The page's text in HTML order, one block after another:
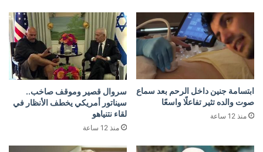
ابتسامة جنين داخل الرحم بعد سماع
صوت والده تثير تفاعلًا واسعًا
منذ 12 ساعة
سروال قصير وموقف صاخب..
سيناتور أمريكي يخطف الأنظار في
لقاء نتنياهو
منذ 12 ساعة